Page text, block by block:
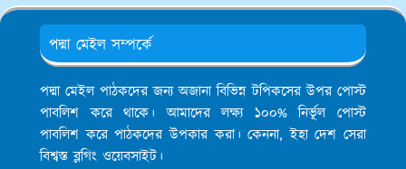
পদ্মা মেইল সম্পর্কে
পদ্মা মেইল পাঠকদের জন্য অজানা বিভিন্ন টপিকসের উপর পোস্ট
পাবলিশ করে থাকে। আমাদের লক্ষ্য ১০০% নির্ভূল পোস্ট
পাবলিশ করে পাঠকদের উপকার করা। কেননা, ইহা দেশ সেরা
বিশ্বস্ত ব্লগিং ওয়েবসাইট।